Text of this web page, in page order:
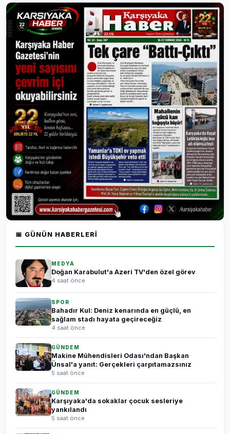
📅 GÜNÜN HABERLERI
MEDYA
Doğan Karabulut'a Azeri TV'den özel görev
4 saat önce
SPOR
Bahadır Kul: Deniz kenarında en güçlü, en
sağlam stadı hayata geçireceğiz
4 saat önce
GÜNDEM
Makine Mühendisleri Odası'ndan Başkan
Ünsal'a yanıt: Gerçekleri çarpıtamazsınız
5 saat önce
GÜNDEM
Karşıyaka'da sokaklar çocuk sesleriye
yankılandı
5 saat önce